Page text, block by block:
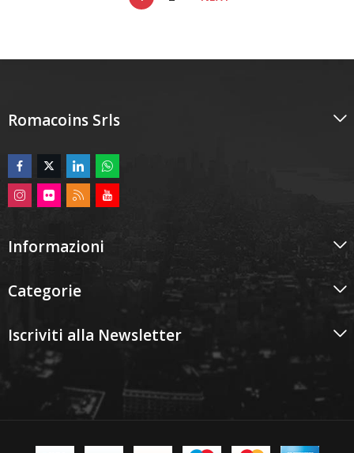
Romacoins Srls
Informazioni
Categorie
Iscriviti alla Newsletter